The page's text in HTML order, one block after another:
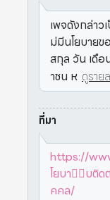
เพจดังกล่าว
ม่มีนโยบายข
สกุล วัน เดือ
าชน ห ดูราย
ที่มา
https://
โยบา⋯ับติด
คคล/